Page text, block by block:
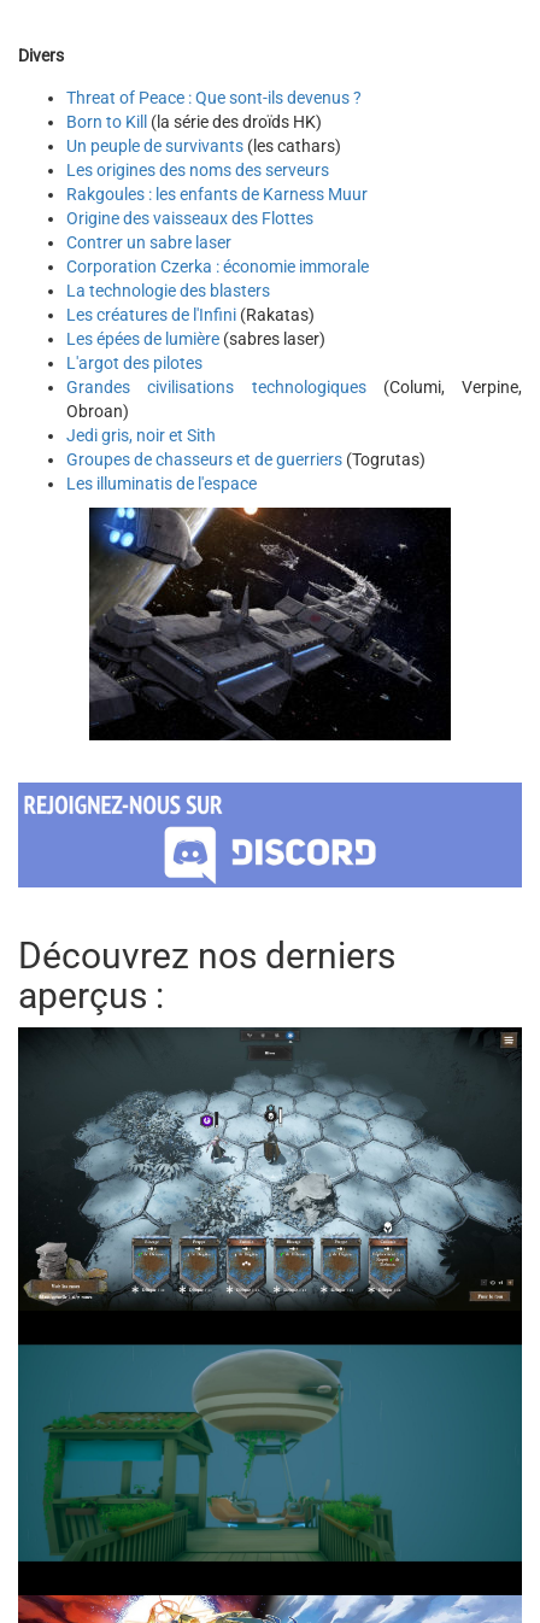
Divers
Threat of Peace : Que sont-ils devenus ?
Born to Kill
(la série des droïds HK)
Un peuple de survivants (les cathars)
Les origines des noms des serveurs
Rakgoules : les enfants de Karness Muur
Origine des vaisseaux des Flottes
Contrer un sabre laser
Corporation Czerka : économie immorale
La technologie des blasters
Les créatures de l'Infini (Rakatas)
Les épées de lumière (sabres laser)
L'argot des pilotes
Grandes civilisations technologiques(Columi, Verpine,
Obroan)
Jedi gris, noir et Sith
Groupes de chasseurs et de guerriers (Togrutas)
Les illuminatis de l'espace
Découvrez nos derniers
aperçus :